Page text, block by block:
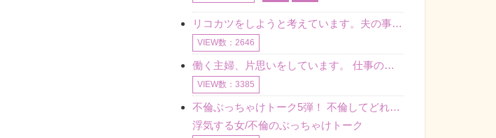
リコカツをしようと考えています。夫の事からの愛情を全く感じません。子供がいるので、子供が成長するまではと我慢しています。 まず、お金が必要だと考え、仕事の量も増やしました。ところが、夫は働かず、結局は
VIEW数：2646
働く主婦、片思いをしています。 仕事の相談をしていくうちに、彼のことを好きになりました。私には夫も子供もいます。不倫をしているわけでもなく、もちろん、この気持ちは誰にも話していません。 ラインをする関
VIEW数：3385
不倫ぶっちゃけトーク5弾！ 不倫してどれくらい？ 不倫のあれこれを、なんでもどうぞ♪♪
浮気する女/不倫のぶっちゃけトーク